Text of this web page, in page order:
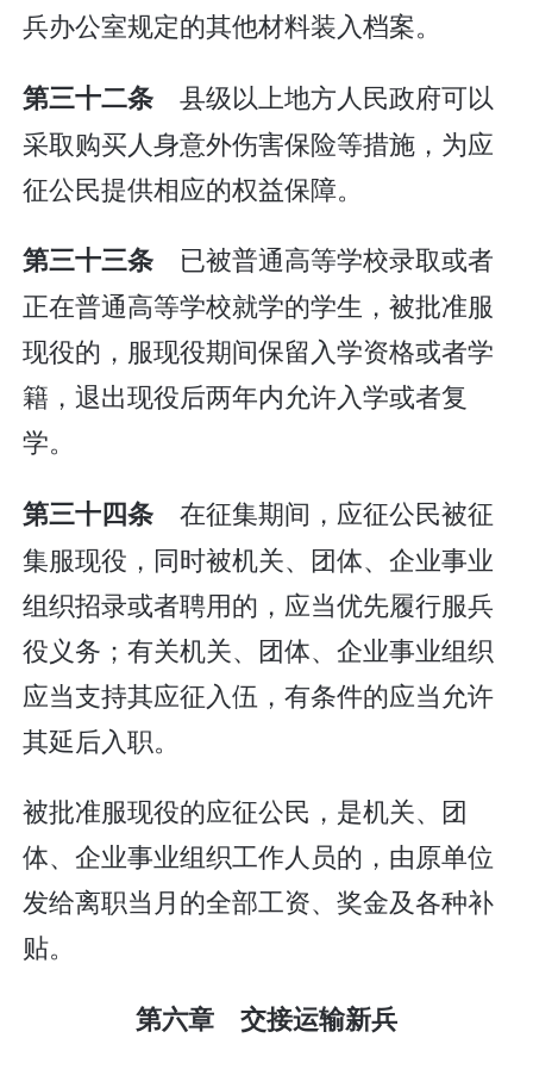
兵办公室规定的其他材料装入档案。
第三十二条 县级以上地方人民政府可以
采取购买人身意外伤害保险等措施，为应
征公民提供相应的权益保障。
第三十三条 已被普通高等学校录取或者
正在普通高等学校就学的学生，被批准服
现役的，服现役期间保留入学资格或者学
籍，退出现役后两年内允许入学或者复
学。
第三十四条 在征集期间，应征公民被征
集服现役，同时被机关、团体、企业事业
组织招录或者聘用的，应当优先履行服兵
役义务；有关机关、团体、企业事业组织
应当支持其应征入伍，有条件的应当允许
其延后入职。
被批准服现役的应征公民，是机关、团
体、企业事业组织工作人员的，由原单位
发给离职当月的全部工资、奖金及各种补
贴。
第六章 交接运输新兵